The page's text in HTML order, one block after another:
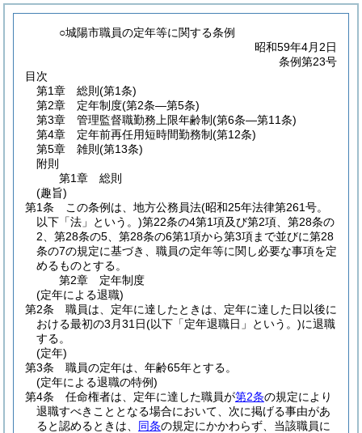
○城陽市職員の定年等に関する条例
昭和59年4月2日
条例第23号
目次
第1章
総則 (第1条)
第2章
定年制度(第2条―第5条)
第3章
管理監督職勤務上限年齢制(第6条―第11条)
第4章
定年前再任用短時間勤務制(第12条)
第5章
雑則 (第13条)
附則
第1章
総則
(趣旨)
第1条
この条例は、地方公務員法(昭和25年法律第261号。
以下「法」という。)第22条の4第1項及び第2項、第28条の
2、第28条の5、第28条の6第1項から第3項まで並びに第28
条の7の規定に基づき、職員の定年等に関し必要な事項を定
めるものとする。
第2章
定年制度
(定年による退職)
第2条
職員は、定年に達したときは、定年に達した日以後に
おける最初の3月31日(以下「定年退職日」という。)に退職
する。
(定年)
第3条
職員の定年は、年齢65年とする。
(定年による退職の特例)
第4条
任命権者は、定年に達した職員が第2条の規定により
退職すべきこととなる場合において、次に掲げる事由があ
ると認めるときは、 同条の規定にかかわらず、当該職員に